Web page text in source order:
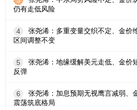
仍有走低风险
4
张尧浠：多重变量交织不定、金价
区间调整不变
5
张尧浠：地缘缓解美元走低、金价
反弹
6
张尧浠：加息预期无视鹰言减弱、
震荡筑底格局